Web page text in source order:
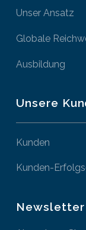
Unser Ansatz
Globale
Ausbildung
Unsere
Kunden
Kunden-
Newsletter